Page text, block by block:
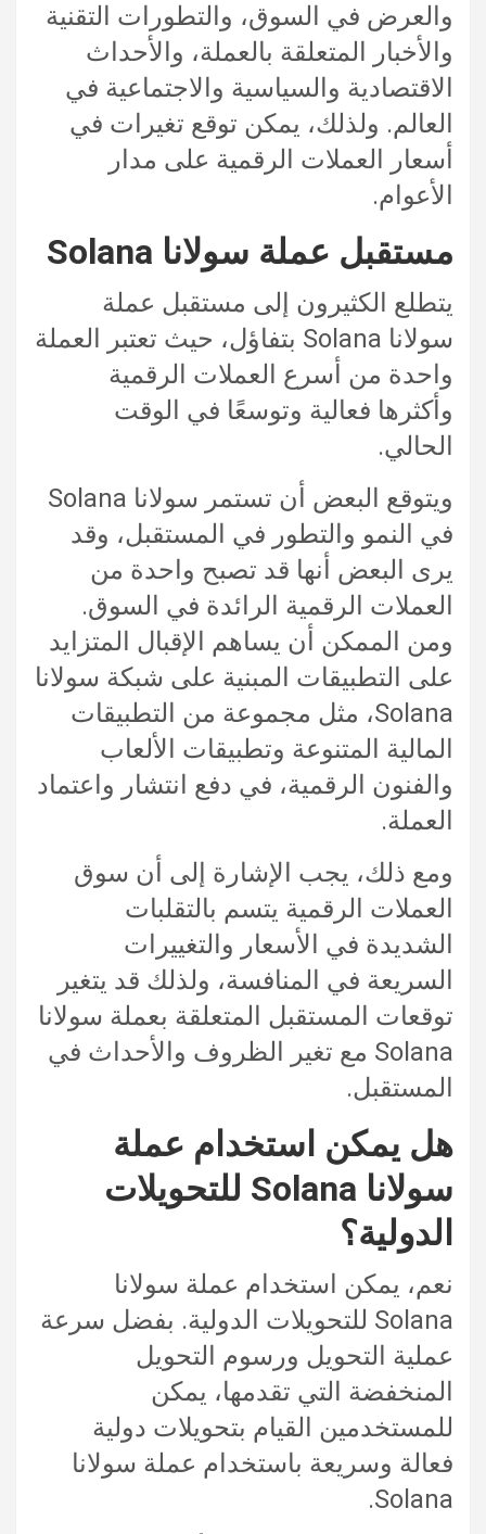
والعرض في السوق، والتطورات التقنية
والأخبار المتعلقة بالعملة، والأحداث
الاقتصادية والسياسية والاجتماعية في
العالم. ولذلك، يمكن توقع تغيرات في
أسعار العملات الرقمية على مدار
الأعوام.
مستقبل عملة سولانا Solana
يتطلع الكثيرون إلى مستقبل عملة
سولانا Solana بتفاؤل، حيث تعتبر العملة
واحدة من أسرع العملات الرقمية
وأكثرها فعالية وتوسعًا في الوقت
الحالي.
ويتوقع البعض أن تستمر سولانا Solana
في النمو والتطور في المستقبل، وقد
يرى البعض أنها قد تصبح واحدة من
العملات الرقمية الرائدة في السوق.
ومن الممكن أن يساهم الإقبال المتزايد
على التطبيقات المبنية على شبكة سولانا
Solana، مثل مجموعة من التطبيقات
المالية المتنوعة وتطبيقات الألعاب
والفنون الرقمية، في دفع انتشار واعتماد
العملة.
ومع ذلك، يجب الإشارة إلى أن سوق
العملات الرقمية يتسم بالتقلبات
الشديدة في الأسعار والتغييرات
السريعة في المنافسة، ولذلك قد يتغير
توقعات المستقبل المتعلقة بعملة سولانا
Solana مع تغير الظروف والأحداث في
المستقبل.
هل يمكن استخدام عملة
سولانا Solana للتحويلات
الدولية؟
نعم، يمكن استخدام عملة سولانا
Solana للتحويلات الدولية. بفضل سرعة
عملية التحويل ورسوم التحويل
المنخفضة التي تقدمها، يمكن
للمستخدمين القيام بتحويلات دولية
فعالة وسريعة باستخدام عملة سولانا
Solana.